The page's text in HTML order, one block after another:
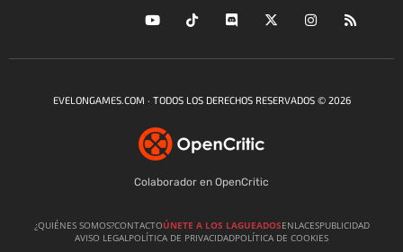
EVELONGAMES.COM · TODOS LOS DERECHOS RESERVADOS © 2026
Colaborador en OpenCritic
¿QUIÉNES SOMOS?CONTACTOÚNETE A LOS LAGUEADOSENLACESPUBLICIDAD
AVISO LEGAL POLÍTICA DE PRIVACIDADPOLÍTICA DE COOKIES